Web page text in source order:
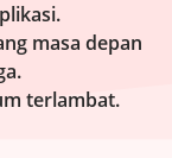
masa depan
terlambat.